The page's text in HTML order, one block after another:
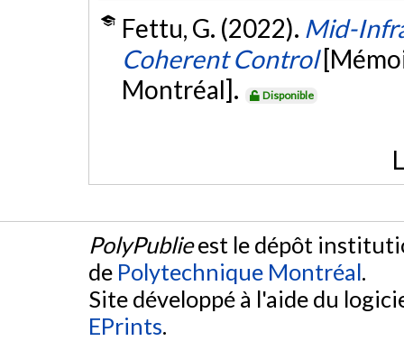
Fettu, G. (2022). Mid-
Coherent Control
Montréal].
Disponible
PolyPublieest le dépôt
de Polytechnique Montréal.
Site développé à l'aide du
EPrints.